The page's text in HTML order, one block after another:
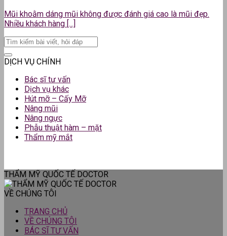
Mũi khoằm dáng mũi không được đánh giá cao là mũi đẹp.
Nhiều khách hàng [...]
DỊCH VỤ CHÍNH
Bác sĩ tư vấn
Dịch vụ khác
Hút mỡ – Cấy Mỡ
Nâng mũi
Nâng ngực
Phẫu thuật hàm – mặt
Thẩm mỹ mắt
THẨM MỸ QUỐC TẾ DOCTOR
VỀ CHÚNG TÔI
TRANG CHỦ
VỀ CHÚNG TÔI
BÁC SĨ TƯ VẤN